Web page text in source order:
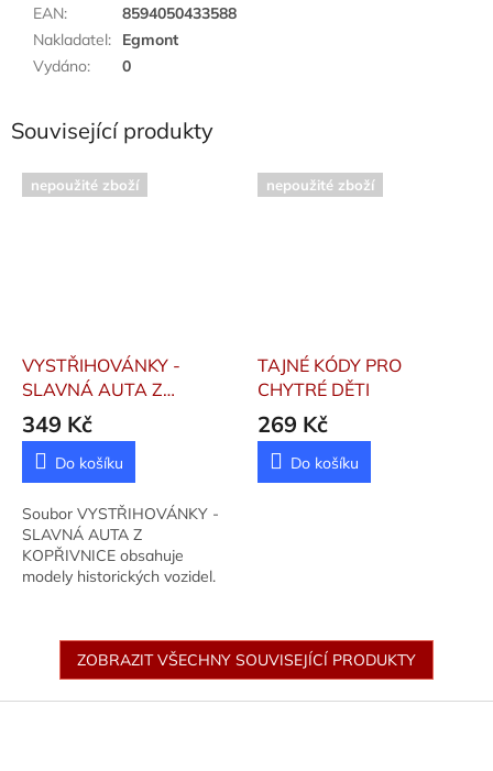
EAN:
8594050433588
Nakladatel:
Egmont
Vydáno: 0
Související produkty
nepoužité zboží
VYSTŘIHOVÁNKY -
SLAVNÁ AUTA Z
KOPŘIVNICE
Josef
349 Kč
Do košíku
Soubor VYSTŘIHOVÁNKY -
SLAVNÁ AUTA Z
KOPŘIVNICE obsahuje
modely historických vozidel.
2023.
nepoužité zboží
TAJNÉ KÓDY PRO
CHYTRÉ DĚTI
269 Kč
Do košíku
ZOBRAZIT VŠECHNY SOUVISEJÍCÍ PRODUKTY